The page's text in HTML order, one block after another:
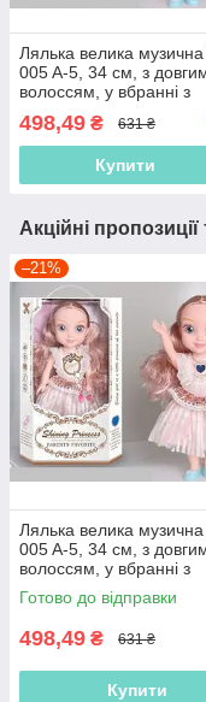
Лялька велика музична
005 A-5, 34 см, з
волоссям, у вбранні з
498,49 ₴ 631 ₴
Купити
Акційні
–21%
Лялька велика музична
005 A-5, 34 см, з
волоссям, у вбранні з
аксесуарами
Готово до відправки
498,49 ₴ 631 ₴
Купити